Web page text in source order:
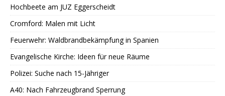
Hochbeete am JUZ Eggerscheidt
Cromford: Malen mit Licht
Feuerwehr: Waldbrandbekämpfung in Spanien
Evangelische Kirche: Ideen für neue Räume
Polizei: Suche nach 15-Jähriger
A40: Nach Fahrzeugbrand Sperrung